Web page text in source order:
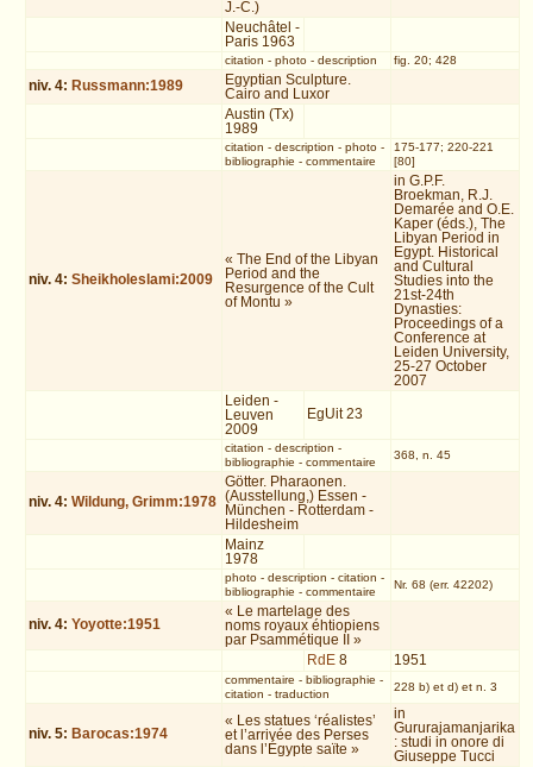
J.-C.)
Neuchâtel -
Paris 1963
citation - photo- description fig. 20; 428
niv. 4: Russmann:1989
Egyptian Sculpture.
Cairo and Luxor
Austin (Tx)
1989
citation - description - photo-
bibliographie - commentaire
175-177; 220-221
[80]
niv. 4:Sheikholeslami:2009
« The End of the Libyan
Period and the
Resurgence of the Cult
of Montu »
in G.P.F.
Broekman, R.J.
Demarée and O.E.
Kaper (éds.), The
Libyan Period in
Egypt. Historical
and Cultural
Studies into the
21st-24th
Dynasties:
Proceedings of a
Conference at
Leiden University,
25-27 October
2007
Leiden -
Leuven
2009
EgUit 23
citation - description -
bibliographie - commentaire
368, n. 45
niv. 4:Wildung, Grimm:1978
Götter. Pharaonen.
(Ausstellung,) Essen -
München - Rotterdam -
Hildesheim
Mainz
1978
photo- description - citation -
bibliographie - commentaire
Nr. 68 (err. 42202)
niv. 4:Yoyotte:1951
« Le martelage des
noms royaux éhtiopiens
par Psammétique II »
RdE 8 1951
commentaire - bibliographie -
citation - traduction
228 b) et d) et n. 3
niv. 5: Barocas:1974
« Les statues ‘réalistes’
et l’arrivée des Perses
dans l’Égypte saïte »
in
Gururajamanjarika
: studi in onore di
Giuseppe Tucci